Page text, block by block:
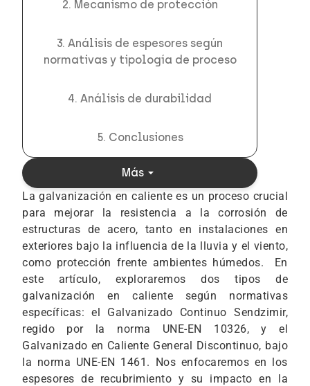
2. Mecanismo de protección
3. Análisis de espesores según
normativas y tipología de proceso
4. Análisis de durabilidad
5. Conclusiones
Más arrow_drop_down
La galvanización en caliente es un proceso crucial
para mejorar la resistencia a la corrosión de
estructuras de acero, tanto en instalaciones en
exteriores bajo la influencia de la lluvia y el viento,
como protección frente ambientes húmedos. En
este artículo, exploraremos dos tipos de
galvanización en caliente según normativas
específicas: el Galvanizado Continuo Sendzimir,
regido por la norma UNE-EN 10326, y el
Galvanizado en Caliente General Discontinuo, bajo
la norma UNE-EN 1461. Nos enfocaremos en los
espesores de recubrimiento y su impacto en la